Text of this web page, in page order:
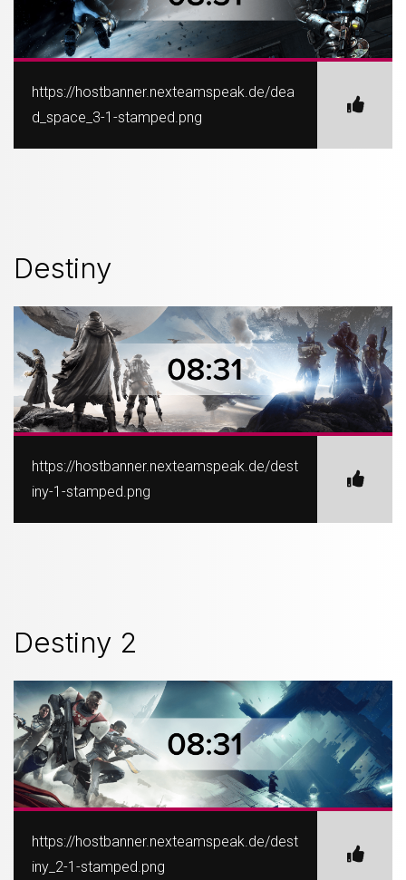
https://hostbanner.nexteamspeak.de/dea
d_space_3-1-stamped.png
Destiny
https://hostbanner.nexteamspeak.de/dest
iny-1-stamped.png
Destiny 2
https://hostbanner.nexteamspeak.de/dest
iny_2-1-stamped.png